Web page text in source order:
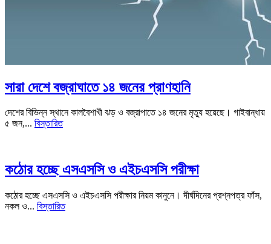
সারা দেশে বজ্রাঘাতে ১৪ জনের প্রাণহানি
দেশের বিভিন্ন স্থানে কালবৈশাখী ঝড় ও বজ্রাপাতে ১৪ জনের মৃত্যু হয়েছে। গাইবান্ধায়
৫ জন,... বিস্তারিত
কঠোর হচ্ছে এসএসসি ও এইচএসসি পরীক্ষা
কঠোর হচ্ছে এসএসসি ও এইচএসসি পরীক্ষার নিয়ম কানুনে। দীর্ঘদিনের প্রশ্নপত্র ফাঁস,
নকল ও... বিস্তারিত